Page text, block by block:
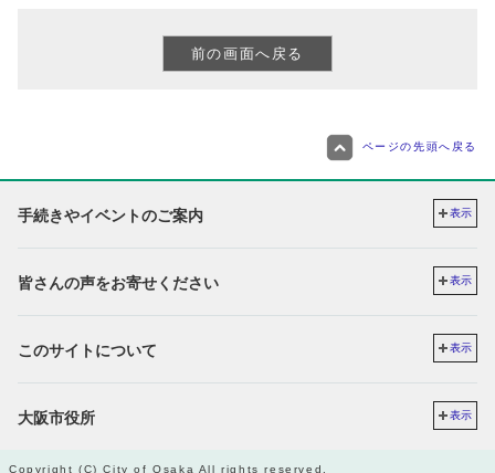
ページの先頭へ戻る
手続きやイベントのご案内 表示
皆さんの声をお寄せください 表示
このサイトについて 表示
大阪市役所 表示
Copyright (C) City of Osaka All rights reserved.